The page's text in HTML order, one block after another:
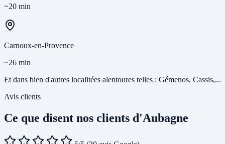
~20 min
Carnoux-en-Provence
~26 min
Et dans bien d'autres localitées alentoures telles : Gémenos, Cassis,...
Avis clients
Ce que disent nos clients d'Aubagne